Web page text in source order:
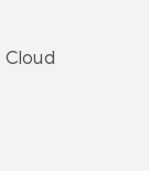
Cloud